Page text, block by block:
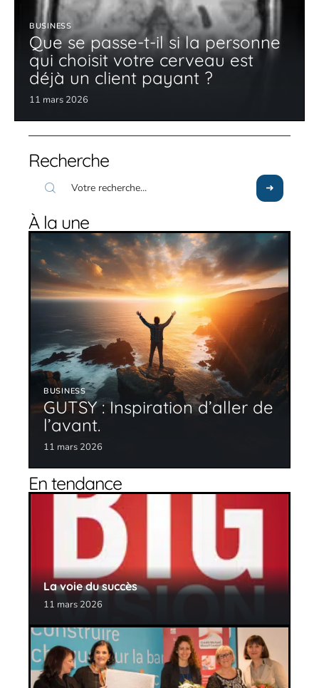
BUSINESS
Que se passe-t-il si la personne
qui choisit votre cerveau est
déjà un client payant ?
11 mars 2026
Recherche
À la une
BUSINESS
GUTSY : Inspiration d’aller de
l’avant.
11 mars 2026
En tendance
La voie du succès
11 mars 2026